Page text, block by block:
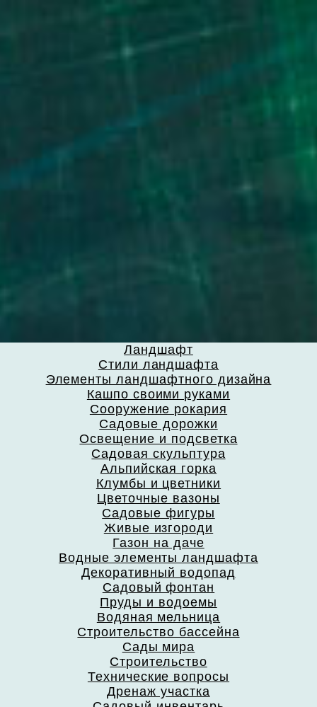
Ландшафт
Стили ландшафта
Элементы ландшафтного дизайна
Кашпо своими руками
Сооружение рокария
Садовые дорожки
Освещение и подсветка
Садовая скульптура
Альпийская горка
Клумбы и цветники
Цветочные вазоны
Садовые фигуры
Живые изгороди
Газон на даче
Водные элементы ландшафта
Декоративный водопад
Садовый фонтан
Пруды и водоемы
Водяная мельница
Строительство бассейна
Сады мира
Строительство
Технические вопросы
Дренаж участка